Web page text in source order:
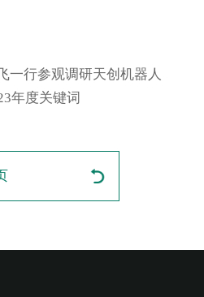
一行参观调研天创机器人
年度关键词